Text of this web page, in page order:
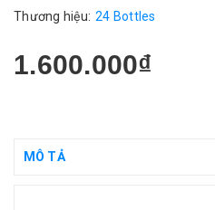
Thương hiệu: 24 Bottles
1.600.000₫
MÔ TẢ